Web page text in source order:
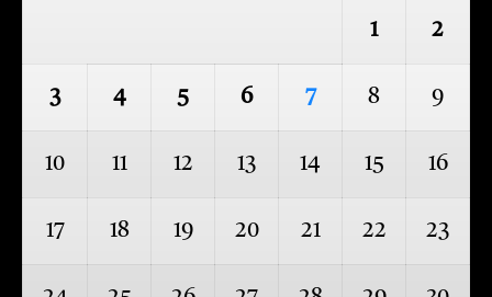
1 2
3 4 5 6 7 8 9
10 11 12 13 14 15 16
17 18 19 20 21 22 23